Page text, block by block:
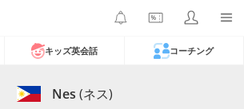
キッズ英会話 コーチング
Nes (ネス)